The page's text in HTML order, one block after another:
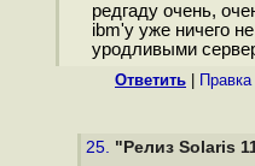
редгаду очень,
ibm'у уже ничего
уродливыми
Ответить Правка|
25. "Релиз Solaris